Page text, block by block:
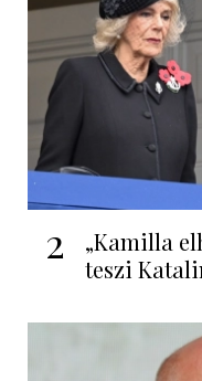
2
„Kamilla
teszi